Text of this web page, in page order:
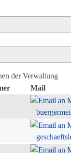
der Verwaltung
Mail